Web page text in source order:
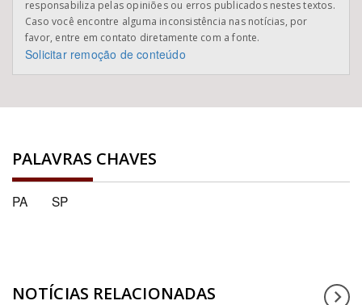
responsabiliza pelas opiniões ou erros publicados nestes textos.
Caso você encontre alguma inconsistência nas notícias, por
favor, entre em contato diretamente com a fonte.
Solicitar remoção de conteúdo
PALAVRAS CHAVES
PA SP
NOTÍCIAS RELACIONADAS